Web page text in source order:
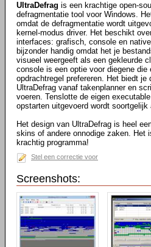
UltraDefrag is een krachtige open-
defragmentatie tool voor Windows.
omdat de defragmentatie wordt
kernel-modus driver. Het beschikt
interfaces: grafisch, console en
bijzonder handig omdat het je
visueel weergeeft als een gekleurde
console is een optie voor diegene die
opdrachtregel prefereren. Het biedt je
UltraDefrag vanaf takenplanner en
voeren. Tenslotte de eigen
opstarten uitgevoerd wordt
Het design van UltraDefrag is heel
skins of andere onnodige zaken. Het
krachtig programma!
Stel een correctie voor
Screenshots: